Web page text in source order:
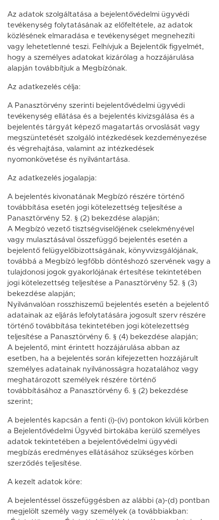
Az adatok szolgáltatása a bejelentővédelmi ügyvédi
tevékenység folytatásának az előfeltétele, az adatok
közlésének elmaradása e tevékenységet megnehezíti
vagy lehetetlenné teszi. Felhívjuk a Bejelentők figyelmét,
hogy a személyes adatokat kizárólag a hozzájárulása
alapján továbbítjuk a Megbízónak.
Az adatkezelés célja:
A Panasztörvény szerinti bejelentővédelmi ügyvédi
tevékenység ellátása és a bejelentés kivizsgálása és a
bejelentés tárgyát képező magatartás orvoslását vagy
megszüntetését szolgáló intézkedések kezdeményezése
és végrehajtása, valamint az intézkedések
nyomonkövetése és nyilvántartása.
Az adatkezelés jogalapja:
A bejelentés kivonatának Megbízó részére történő
továbbítása esetén jogi kötelezettség teljesítése a
Panasztörvény 52. § (2) bekezdése alapján;
A Megbízó vezető tisztségviselőjének cselekményével
vagy mulasztásával összefüggő bejelentés esetén a
bejelentő felügyelőbizottságának, könyvvizsgálójának,
továbbá a Megbízó legfőbb döntéshozó szervének vagy a
tulajdonosi jogok gyakorlójának értesítése tekintetében
jogi kötelezettség teljesítése a Panasztörvény 52. § (3)
bekezdése alapján;
Nyilvánvalóan rosszhiszemű bejelentés esetén a bejelentő
adatainak az eljárás lefolytatására jogosult szerv részére
történő továbbítása tekintetében jogi kötelezettség
teljesítése a Panasztörvény 6. § (4) bekezdése alapján;
A bejelentő, mint érintett hozzájárulása abban az
esetben, ha a bejelentés során kifejezetten hozzájárult
személyes adatainak nyilvánosságra hozatalához vagy
meghatározott személyek részére történő
továbbításához a Panasztörvény 6. § (2) bekezdése
szerint;
A bejelentés kapcsán a fenti (i)-(iv) pontokon kívüli körben
a Bejelentővédelmi Ügyvéd birtokába kerülő személyes
adatok tekintetében a bejelentővédelmi ügyvédi
megbízás eredményes ellátásához szükséges körben
szerződés teljesítése.
A kezelt adatok köre:
A bejelentéssel összefüggésben az alábbi (a)-(d) pontban
megjelölt személy vagy személyek (a továbbiakban: